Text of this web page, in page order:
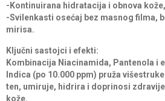
-Kontinuirana hidratacija i obnova kože,
-Svilenkasti osećaj bez masnog filma,
mirisa.
Ključni sastojci i efekti:
Kombinacija Niacinamida, Pantenola i
Indica (po 10.000 ppm) pruža
ten, umiruje, hidrira i doprinosi
kože.